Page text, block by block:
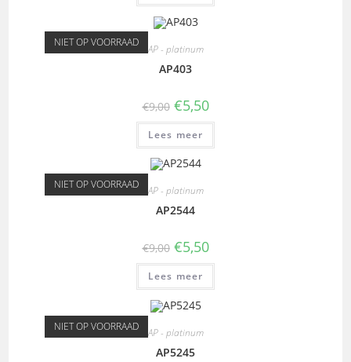
NIET OP VOORRAAD AP - platinum
AP403
€9,00 €5,50
Lees meer
NIET OP VOORRAAD AP - platinum
AP2544
€9,00 €5,50
Lees meer
NIET OP VOORRAAD AP - platinum
AP5245